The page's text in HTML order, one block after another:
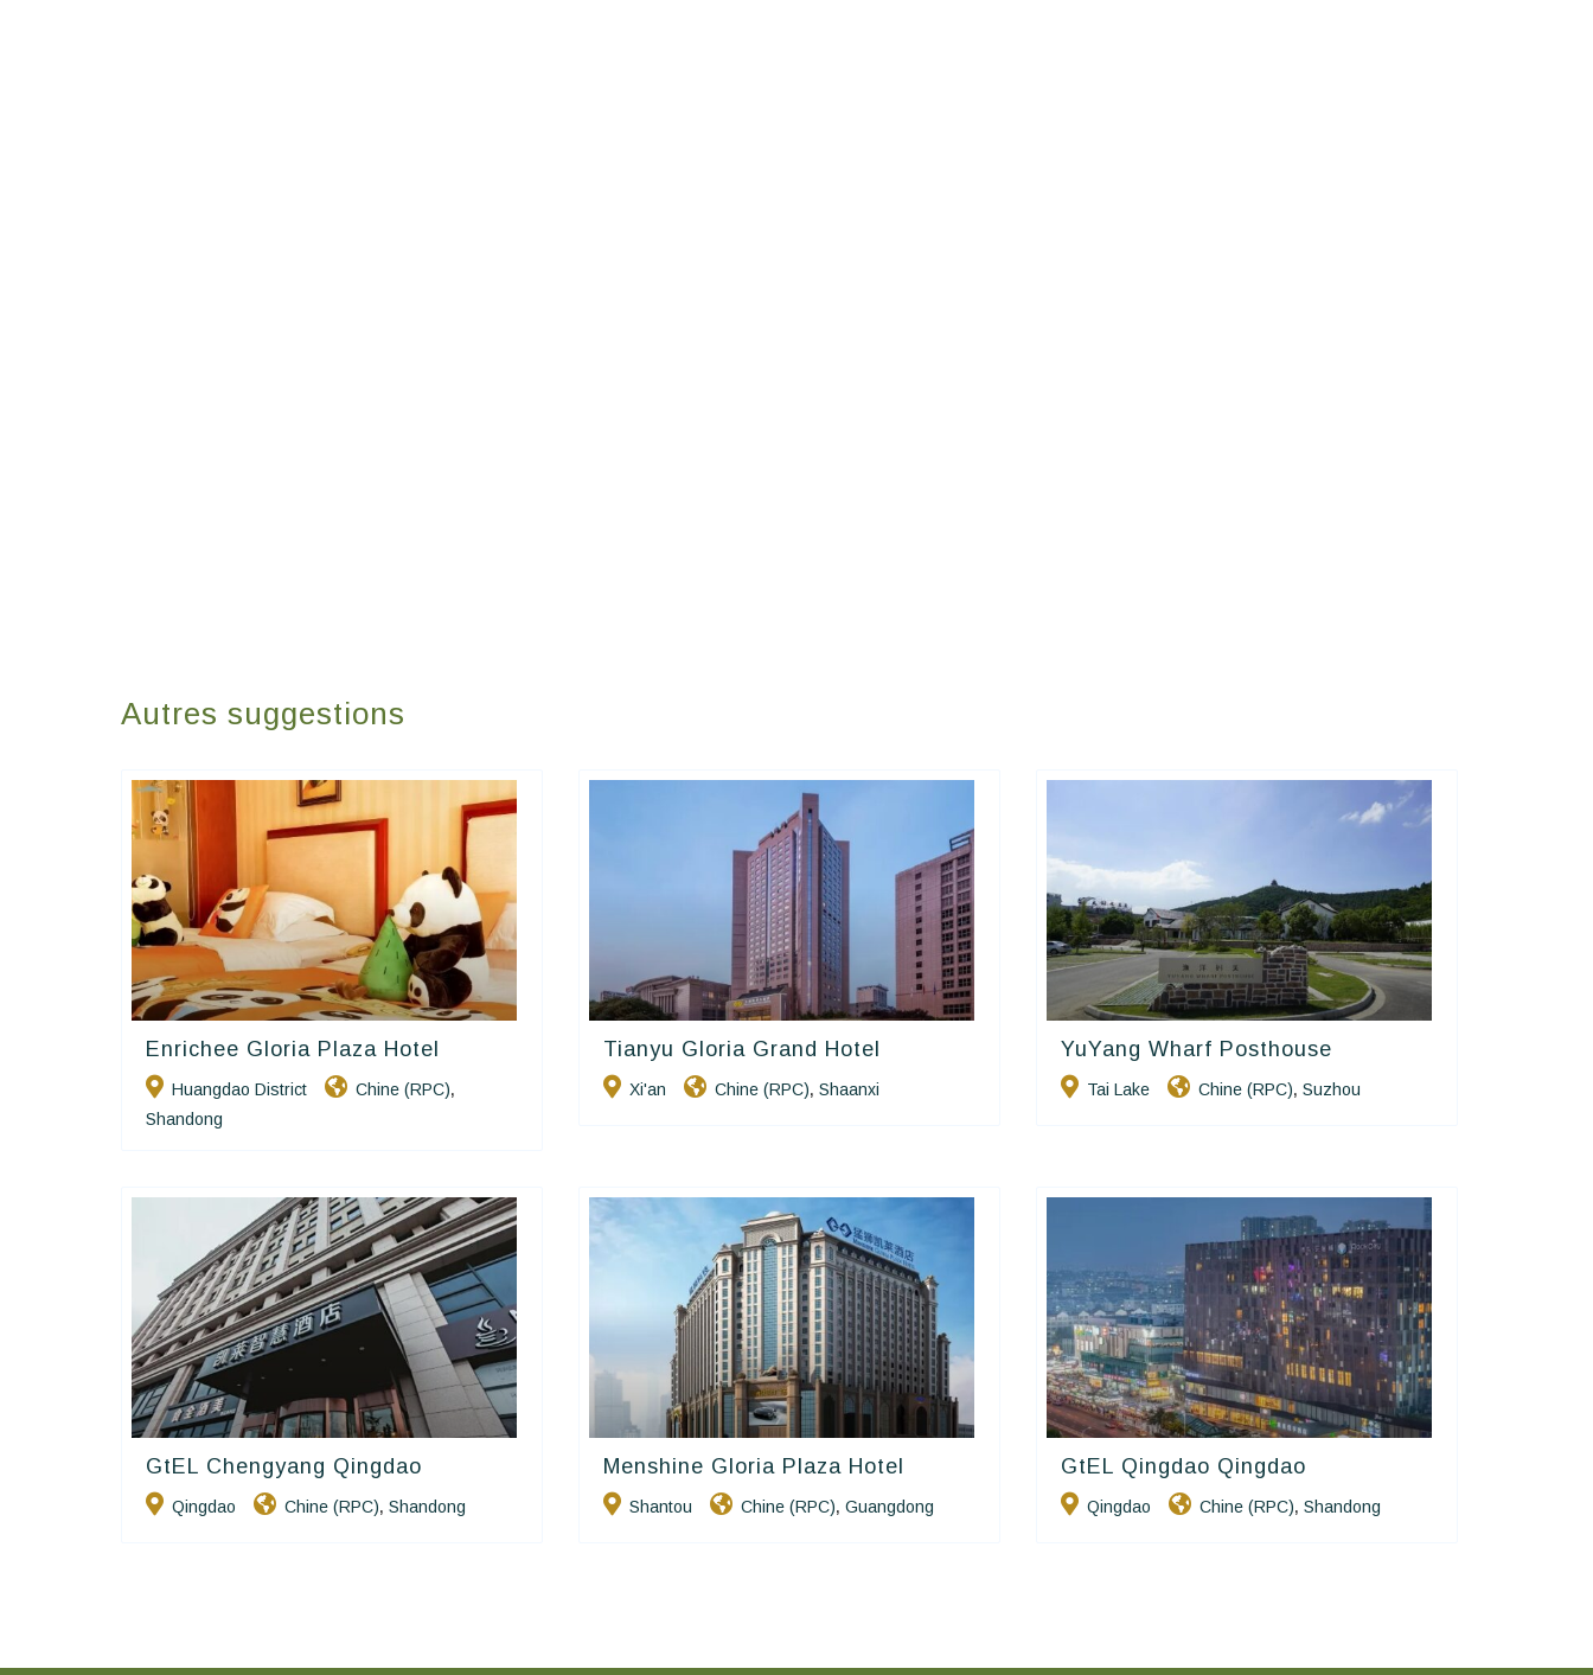
Autres suggestions
Golden Chain
Enrichee Gloria Plaza Hotel
Huangdao District Chine (RPC),
Shandong
Golden Chain
Tianyu Gloria Grand Hotel
Xi'an Chine (RPC),Shaanxi
Golden Chain
YuYang Wharf Posthouse
Tai Lake Chine (RPC),Suzhou
Golden Chain
GtEL Chengyang Qingdao
Qingdao Chine (RPC), Shandong
Golden Chain
Menshine Gloria Plaza Hotel
Shantou Chine (RPC),Guangdong
GtEL Qingdao Qingdao
Qingdao Chine (RPC),Shandong